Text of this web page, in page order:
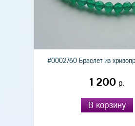
#0002760 Браслет из
1 200 р.
В корзину